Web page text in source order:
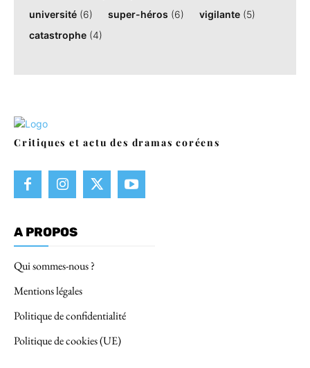
université (6) super-héros (6) vigilante (5)
catastrophe (4)
Critiques et actu des dramas coréens
A PROPOS
Qui sommes-nous ?
Mentions légales
Politique de confidentialité
Politique de cookies (UE)